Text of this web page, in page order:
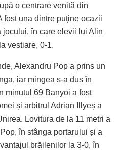
o centrare venită din
fost una dintre puţine ocazii
în care elevii lui Alin
vestiare, 0-1.
Alexandru Pop a prins un
iar mingea s-a dus în
minutul 69 Banyoi a fost
și arbitrul Adrian Illyeș a
Lovitura de la 11 metri a
în stânga portarului și a
brăilenilor la 3-0, în